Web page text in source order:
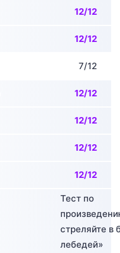
12/12
12/12
7/12
12/12
12/12
12/12
12/12
Тест по
стреляйте в
лебедей»